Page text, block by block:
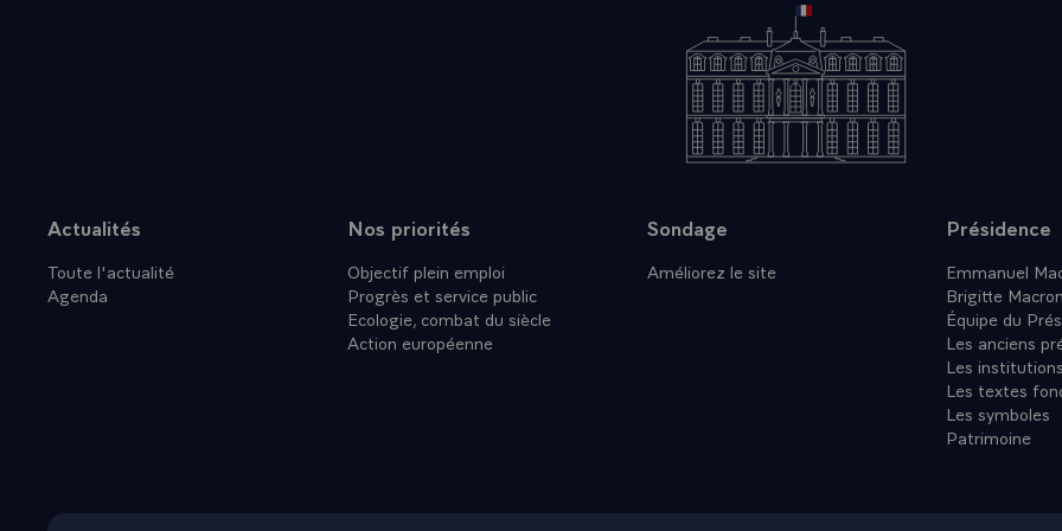
DE TRANSMETTRE A SA MAJESTE LE ROI BHUMIBOL ADULYADEJ
LES PLUS SINCERES DE BONHEUR POUR SA PERSONNE, POUR LA
ROYALE ET POUR L'ENSEMBLE DU PEUPLE THAI QUE DES LIENS
TRADITIONNELS D'ESTIME ET D'AMITIE UNISSENT AU PEUPLE
Plan du site
Actualités
Toute l'actualité
Agenda
Nos priorités
Objectif plein emploi
Progrès et service public
Ecologie, combat du siècle
Action européenne
Sondage
Améliorez le site
Présidence
Emmanuel
Brigitte Macron
Équipe du
Les anciens
Les institutions
Les textes
Les symboles
Patrimoine